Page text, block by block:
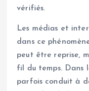
vérifiés.
Les médias et
dans ce
peut être reprise,
fil du temps. Dans
parfois conduit à